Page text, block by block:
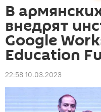
В
внедрят
Google
Education
22:58 10.03.2023